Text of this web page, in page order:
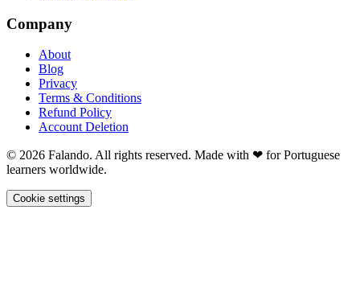
Company
About
Blog
Privacy
Terms & Conditions
Refund Policy
Account Deletion
© 2026 Falando. All rights reserved. Made with ❤ for Portuguese
learners worldwide.
Cookie settings